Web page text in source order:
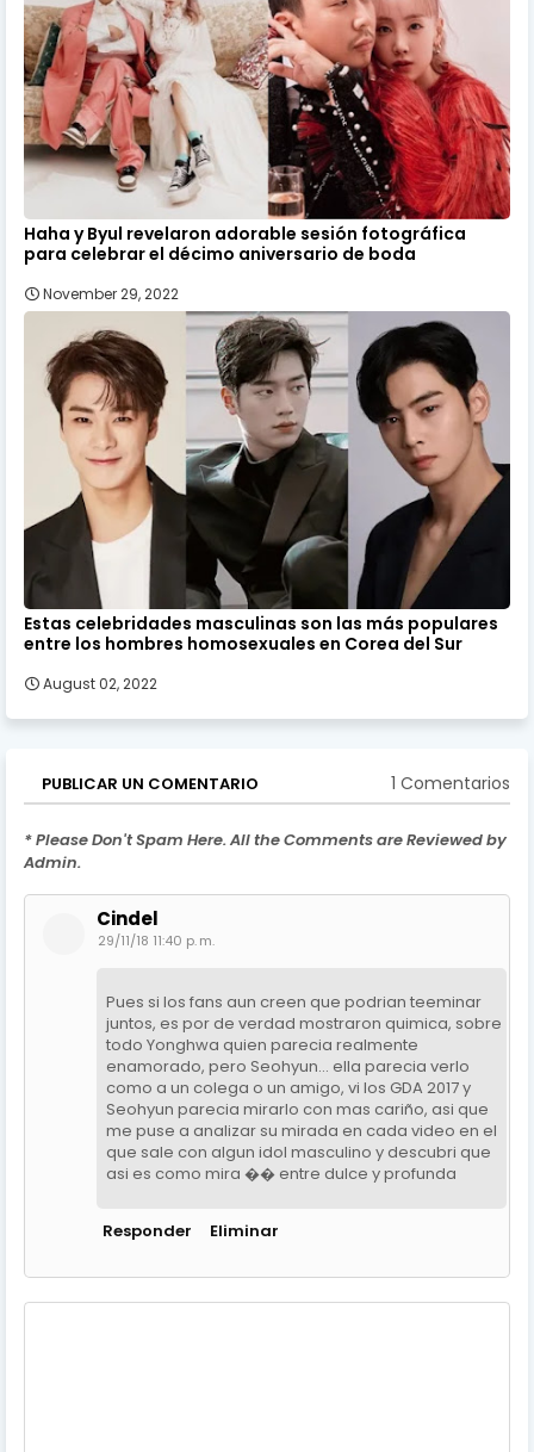
Haha y Byul revelaron adorable sesión fotográfica
para celebrar el décimo aniversario de boda
November 29, 2022
Estas celebridades masculinas son las más populares
entre los hombres homosexuales en Corea del Sur
August 02, 2022
PUBLICAR UN COMENTARIO 1 Comentarios
* Please Don't Spam Here. All the Comments are Reviewed by
Admin.
Cindel
29/11/18 11:40 p. m.
Pues si los fans aun creen que podrian teeminar
juntos, es por de verdad mostraron quimica, sobre
todo Yonghwa quien parecia realmente
enamorado, pero Seohyun... ella parecia verlo
como a un colega o un amigo, vi los GDA 2017 y
Seohyun parecia mirarlo con mas cariño, asi que
me puse a analizar su mirada en cada video en el
que sale con algun idol masculino y descubri que
asi es como mira �� entre dulce y profunda
Responder Eliminar